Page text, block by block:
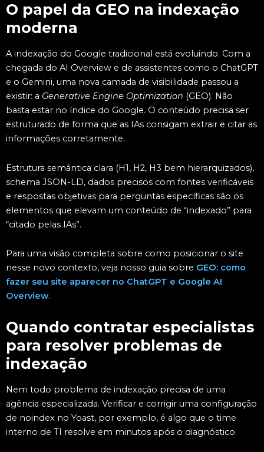
O papel da GEO na indexação
moderna
A indexação do Google tradicional está evoluindo. Com a
chegada do AI Overview e de assistentes como o ChatGPT
e o Gemini, uma nova camada de visibilidade passou a
existir: a Generative Engine Optimization (GEO). Não
basta estar no índice do Google. O conteúdo precisa ser
estruturado de forma que as IAs consigam extrair e citar as
informações corretamente.
Estrutura semântica clara (H1, H2, H3 bem hierarquizados),
schema JSON-LD, dados precisos com fontes verificáveis
e respostas objetivas para perguntas específicas são os
elementos que elevam um conteúdo de “indexado” para
“citado pelas IAs”.
Para uma visão completa sobre como posicionar o site
nesse novo contexto, veja nosso guia sobre GEO: como
fazer seu site aparecer no ChatGPT e Google AI
Overview.
Quando contratar especialistas
para resolver problemas de
indexação
Nem todo problema de indexação precisa de uma
agência especializada. Verificar e corrigir uma configuração
de noindex no Yoast, por exemplo, é algo que o time
interno de TI resolve em minutos após o diagnóstico.